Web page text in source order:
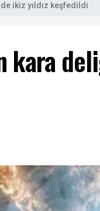
ikiz yıldız keşfedildi
kara